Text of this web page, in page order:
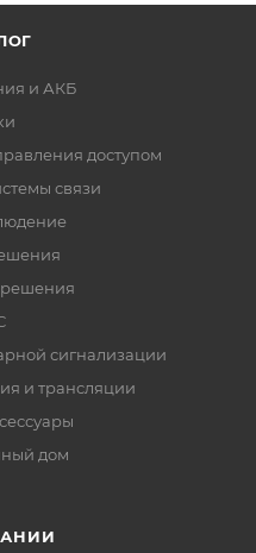
и АКБ
доступом
связи
сигнализации
и трансляции
дом